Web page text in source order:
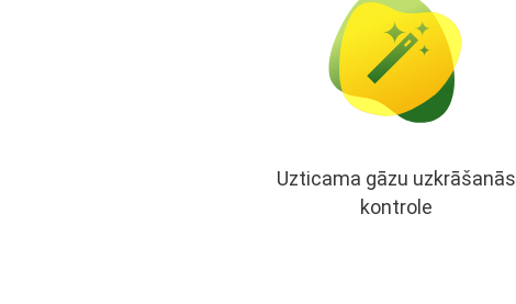
Uzticama gāzu uzkrāšanās
kontrole